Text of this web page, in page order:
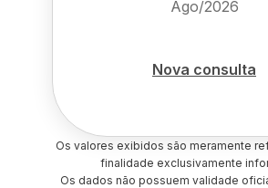
Ago/2026
Nova consulta
Os valores exibidos são meramente
finalidade exclusivamente
Os dados não possuem validade